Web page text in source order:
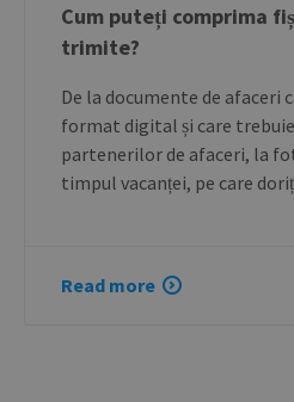
Cum puteți comprima
trimite?
De la documente de afaceri
format digital și care
partenerilor de afaceri, la
timpul vacanței, pe care
Read more